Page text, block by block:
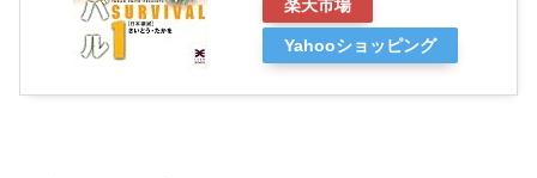
楽天市場
Yahooショッピング